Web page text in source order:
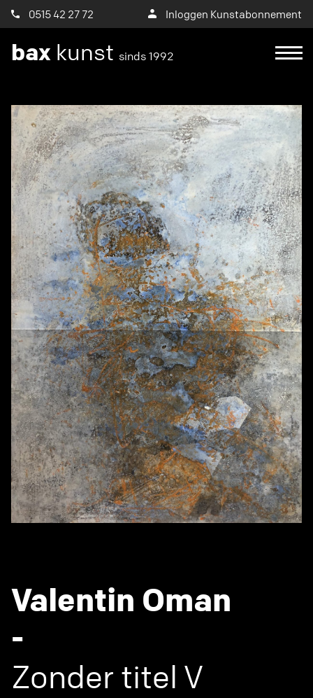
0515 42 27 72 Inloggen Kunstabonnement
bax kunst sinds 1992
Valentin Oman
-
Zonder titel V